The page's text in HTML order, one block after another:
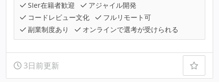
SIer在籍者歓迎
アジャイル開発
コードレビュー文化
フルリモート可
副業制度あり
オンラインで選考が受けられる
3日前更新